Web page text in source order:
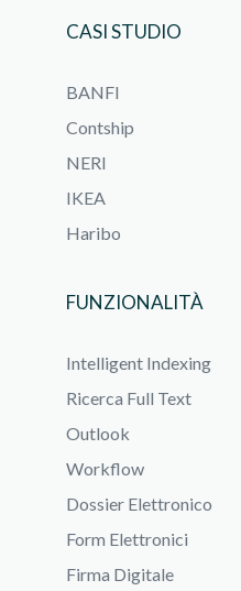
CASI STUDIO
BANFI
Contship
NERI
IKEA
Haribo
FUNZIONALITÀ
Intelligent Indexing
Ricerca Full Text
Outlook
Workflow
Dossier Elettronico
Form Elettronici
Firma Digitale